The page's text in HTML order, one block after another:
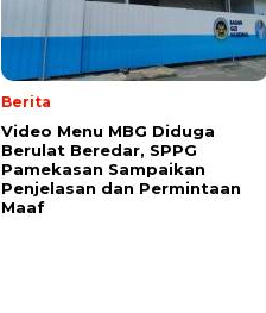
Berita
‎Video Menu MBG Diduga
Berulat Beredar, SPPG
Pamekasan Sampaikan
Penjelasan dan Permintaan
Maaf